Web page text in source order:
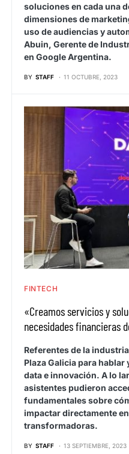
soluciones en cada una
dimensiones de
uso de audiencias y
Abuin, Gerente de
en Google Argentina.
BY STAFF 11 OCTUBRE, 2023
FINTECH
«Creamos servicios y
necesidades financieras
Referentes de la
Plaza Galicia para
data e innovación. A lo
asistentes pudieron
fundamentales sobre
impactar directamente
transformadoras.
BY STAFF 13 SEPTIEMBRE, 2023